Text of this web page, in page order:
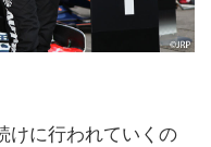
けに行われていくの